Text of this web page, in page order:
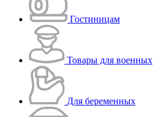
Гостиницам
Товары для военных
Для беременных